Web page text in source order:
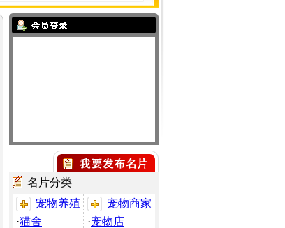
名片分类
宠物养殖
·猫舍
宠物商家
·宠物店